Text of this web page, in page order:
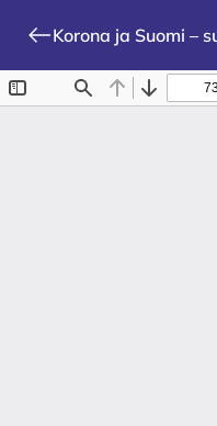
Korona ja Suomi –